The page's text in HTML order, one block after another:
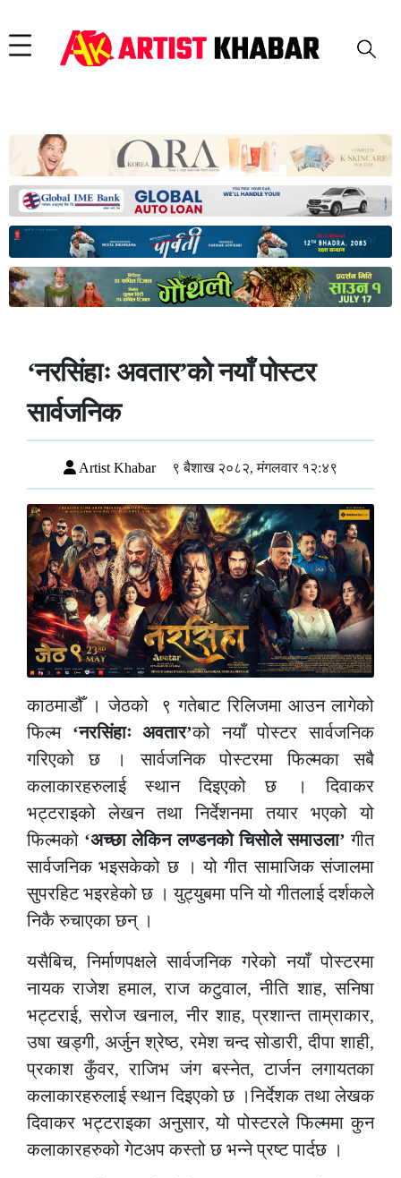
‘नरसिंहाः अवतार’को नयाँ पोस्टर
सार्वजनिक
Artist Khabar ९ बैशाख २०८२, मंगलवार १२:४९
काठमाडौँ । जेठको ९ गतेबाट रिलिजमा आउन लागेको
फिल्म ‘नरसिंहाः अवतार’को नयाँ पोस्टर सार्वजनिक
गरिएको छ । सार्वजनिक पोस्टरमा फिल्मका सबै
कलाकारहरुलाई स्थान दिइएको छ । दिवाकर
भट्टराइको लेखन तथा निर्देशनमा तयार भएको यो
फिल्मको ‘अच्छा लेकिन लण्डनको चिसोले समाउला’ गीत
सार्वजनिक भइसकेको छ । यो गीत सामाजिक संजालमा
सुपरहिट भइरहेको छ । युट्युबमा पनि यो गीतलाई दर्शकले
निकै रुचाएका छन् ।
यसैबिच, निर्माणपक्षले सार्वजनिक गरेको नयाँ पोस्टरमा
नायक राजेश हमाल, राज कटुवाल, नीति शाह, सनिषा
भट्टराई, सरोज खनाल, नीर शाह, प्रशान्त ताम्राकार,
उषा खड्गी, अर्जुन श्रेष्ठ, रमेश चन्द सोडारी, दीपा शाही,
प्रकाश कुँवर, राजिभ जंग बस्नेत, टार्जन लगायतका
कलाकारहरुलाई स्थान दिइएको छ ।निर्देशक तथा लेखक
दिवाकर भट्टराइका अनुसार, यो पोस्टरले फिल्ममा कुन
कलाकारहरुको गेटअप कस्तो छ भन्ने प्रष्ट पार्दछ ।